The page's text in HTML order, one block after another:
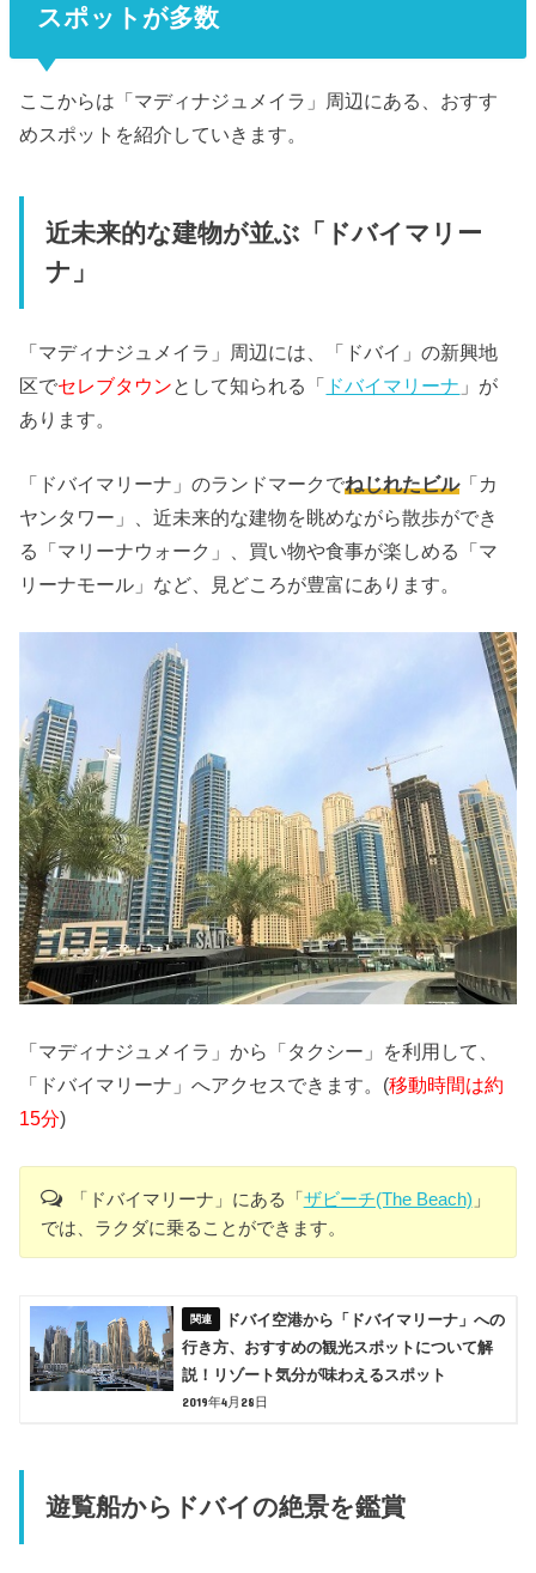
スポットが多数
ここからは「マディナジュメイラ」周辺にある、おすす
めスポットを紹介していきます。
近未来的な建物が並ぶ「ドバイマリー
ナ」
「マディナジュメイラ」周辺には、「ドバイ」の新興地
区でセレブタウンとして知られる「 ドバイマリーナ 」が
あります。
「ドバイマリーナ」のランドマークでねじれたビル「カ
ヤンタワー」、近未来的な建物を眺めながら散歩ができ
る「マリーナウォーク」、買い物や食事が楽しめる「マ
リーナモール」など、見どころが豊富にあります。
「マディナジュメイラ」から「タクシー」を利用して、
「ドバイマリーナ」へアクセスできます。(移動時間は約
15分)
「ドバイマリーナ」にある「ザビーチ(The Beach) 」
では、ラクダに乗ることができます。
ドバイ空港から「ドバイマリーナ」への
行き方、おすすめの観光スポットについて解
説！リゾート気分が味わえるスポット
2019年4月28日
遊覧船からドバイの絶景を鑑賞